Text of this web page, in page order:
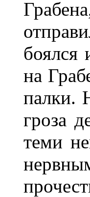
боялся
на
палки.
гроза
теми